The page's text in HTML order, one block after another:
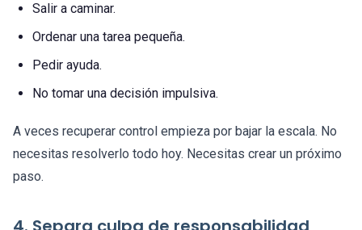
Salir a caminar.
Ordenar una tarea pequeña.
Pedir ayuda.
No tomar una decisión impulsiva.
A veces recuperar control empieza por bajar la escala. No
necesitas resolverlo todo hoy. Necesitas crear un próximo
paso.